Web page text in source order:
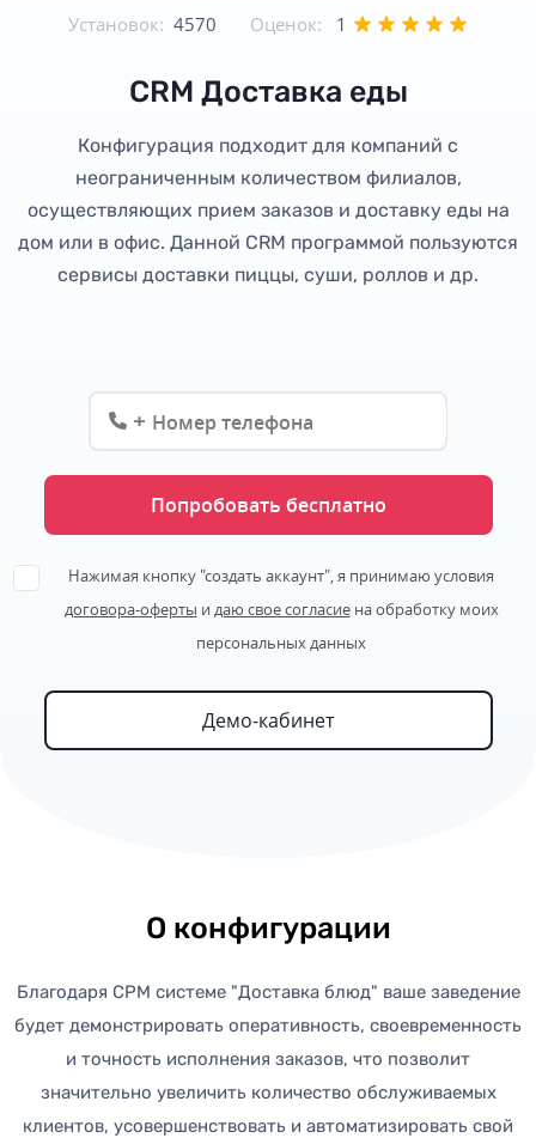
Установок: 4570 Оценок: 1
CRM Доставка еды
Конфигурация подходит для компаний с
неограниченным количеством филиалов,
осуществляющих прием заказов и доставку еды на
дом или в офис. Данной CRM программой пользуются
сервисы доставки пиццы, суши, роллов и др.
+
Попробовать бесплатно
Нажимая кнопку "создать аккаунт", я принимаю условия
договора-оферты и даю свое согласиена обработку моих
персональных данных
Демо-кабинет
О конфигурации
Благодаря СРМ системе "Доставка блюд" ваше заведение
будет демонстрировать оперативность, своевременность
и точность исполнения заказов, что позволит
значительно увеличить количество обслуживаемых
клиентов, усовершенствовать и автоматизировать свой